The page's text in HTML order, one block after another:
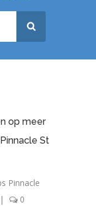
op meer
St
Pinnacle
| 0